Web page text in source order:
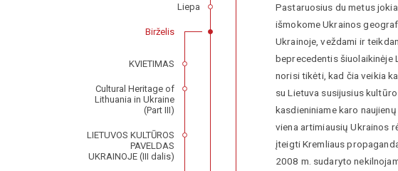
Pastaruosius du metus
išmokome Ukrainos
Ukrainoje, veždami ir
beprecedentis šiuolaikinėje
norisi tikėti, kad čia veikia
su Lietuva susijusius
kasdieniniame karo
viena artimiausių Ukrainos
įteigti Kremliaus
2008 m. sudaryto
Liepa
Birželis
KVIETIMAS
Cultural Heritage of
Lithuania in Ukraine
(Part III)
LIETUVOS KULTŪROS
PAVELDAS
UKRAINOJE (III dalis)